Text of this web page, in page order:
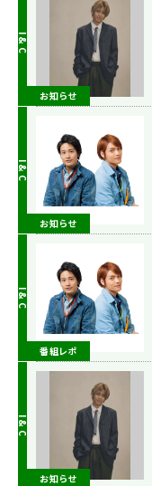
お知らせ
お知らせ
番組レポ
お知らせ